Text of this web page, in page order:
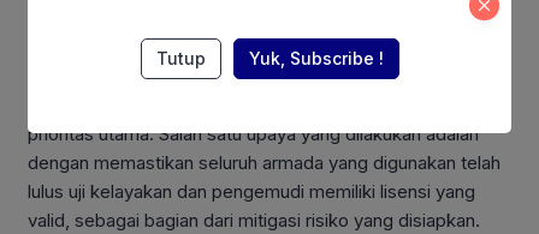
Sementara itu, Direktur Utama Jasa Raharja sebagai Ketua
Koordinator Mudik Gratis BUMN 2025, Rivan A.
prioritas utama. Salah satu upaya yang dilakukan adalah
dengan memastikan seluruh armada yang digunakan telah
lulus uji kelayakan dan pengemudi memiliki lisensi yang
valid, sebagai bagian dari mitigasi risiko yang disiapkan.
Tutup Yuk, Subscribe !